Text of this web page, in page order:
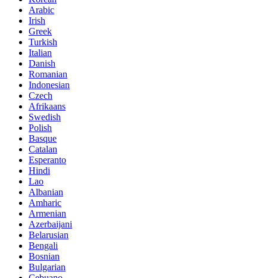
Arabic
Irish
Greek
Turkish
Italian
Danish
Romanian
Indonesian
Czech
Afrikaans
Swedish
Polish
Basque
Catalan
Esperanto
Hindi
Lao
Albanian
Amharic
Armenian
Azerbaijani
Belarusian
Bengali
Bosnian
Bulgarian